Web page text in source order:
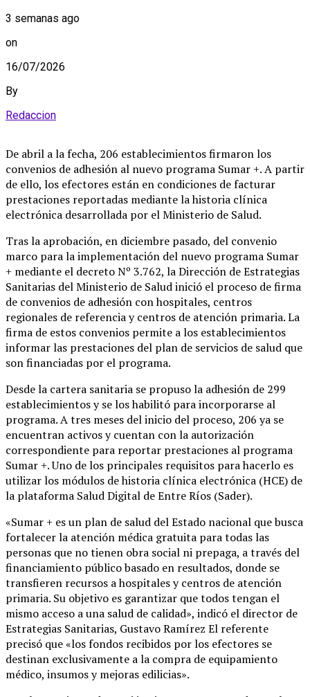
3 semanas ago
on
16/07/2026
By
Redaccion
De abril a la fecha, 206 establecimientos firmaron los
convenios de adhesión al nuevo programa Sumar +. A partir
de ello, los efectores están en condiciones de facturar
prestaciones reportadas mediante la historia clínica
electrónica desarrollada por el Ministerio de Salud.
Tras la aprobación, en diciembre pasado, del convenio
marco para la implementación del nuevo programa Sumar
+ mediante el decreto Nº 3.762, la Dirección de Estrategias
Sanitarias del Ministerio de Salud inició el proceso de firma
de convenios de adhesión con hospitales, centros
regionales de referencia y centros de atención primaria. La
firma de estos convenios permite a los establecimientos
informar las prestaciones del plan de servicios de salud que
son financiadas por el programa.
Desde la cartera sanitaria se propuso la adhesión de 299
establecimientos y se los habilitó para incorporarse al
programa. A tres meses del inicio del proceso, 206 ya se
encuentran activos y cuentan con la autorización
correspondiente para reportar prestaciones al programa
Sumar +. Uno de los principales requisitos para hacerlo es
utilizar los módulos de historia clínica electrónica (HCE) de
la plataforma Salud Digital de Entre Ríos (Sader).
«Sumar + es un plan de salud del Estado nacional que busca
fortalecer la atención médica gratuita para todas las
personas que no tienen obra social ni prepaga, a través del
financiamiento público basado en resultados, donde se
transfieren recursos a hospitales y centros de atención
primaria. Su objetivo es garantizar que todos tengan el
mismo acceso a una salud de calidad», indicó el director de
Estrategias Sanitarias, Gustavo Ramírez El referente
precisó que «los fondos recibidos por los efectores se
destinan exclusivamente a la compra de equipamiento
médico, insumos y mejoras edilicias».